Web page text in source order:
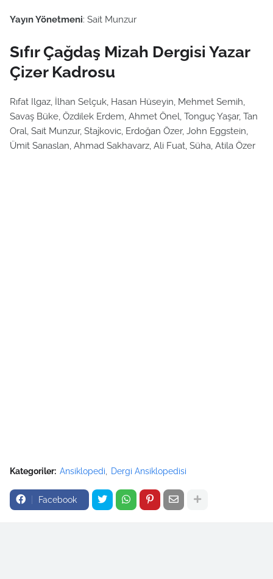
Yayın Yönetmeni: Sait Munzur
Sıfır Çağdaş Mizah Dergisi Yazar
Çizer Kadrosu
Rıfat Ilgaz, İlhan Selçuk, Hasan Hüseyin, Mehmet Semih,
Savaş Büke, Özdilek Erdem, Ahmet Önel, Tonguç Yaşar, Tan
Oral, Sait Munzur, Stajkovic, Erdoğan Özer, John Eggstein,
Ümit Sarıaslan, Ahmad Sakhavarz, Ali Fuat, Süha, Atila Özer
Kategoriler: Ansiklopedi Dergi Ansiklopedisi
Facebook